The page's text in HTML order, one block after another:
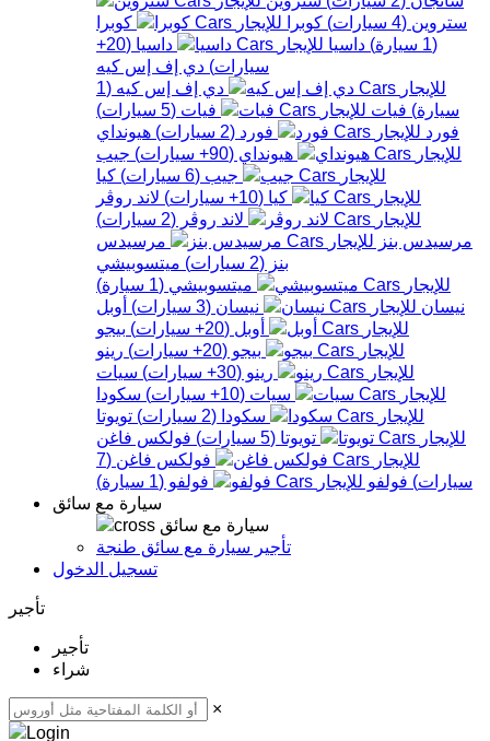
ستروين (
4 سيارات) كوبرا
كوبرا
(
1 سيارة) داسيا داسيا (
20+
سيارات) دي إف إس كيه
دي إف إس كيه (
1
سيارة) فيات فيات (
5 سيارات)
فورد
فورد (
2 سيارات) هيونداي
هيونداي (
90+ سيارات) جيب
جيب (
6 سيارات) كيا
كيا (
10+ سيارات) لاند روڤر
لاند روڤر (
2 سيارات)
مرسيدس بنز
مرسيدس
بنز (
2 سيارات) ميتسوبيشي
ميتسوبيشي (
1 سيارة)
نيسان
نيسان (
3 سيارات) أوبل
أوبل (
20+ سيارات) بيجو
بيجو (
20+ سيارات) رينو
رينو (
30+ سيارات) سيات
سيات (
10+ سيارات) سكودا
سكودا (
2 سيارات) تويوتا
تويوتا (
5 سيارات) فولكس فاغن
فولكس فاغن (
7
سيارات) فولفو فولفو (
1 سيارة)
سيارة مع سائق
سيارة مع سائق
تأجير سيارة مع سائق طنجة
تسجيل الدخول
تأجير
تأجير
شراء
×